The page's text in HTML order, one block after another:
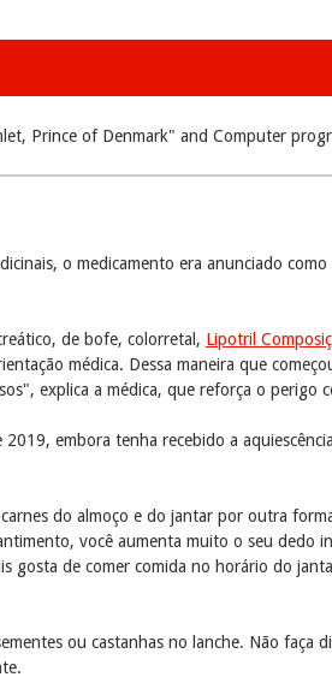
Prince of Denmark" and Computer
o medicamento era anunciado
de bofe, colorretal, Lipotril
médica. Dessa maneira que
explica a médica, que reforça o
embora tenha recebido a
do almoço e do jantar por outra
você aumenta muito o seu dedo
de comer comida no horário do
ou castanhas no lanche. Não faça